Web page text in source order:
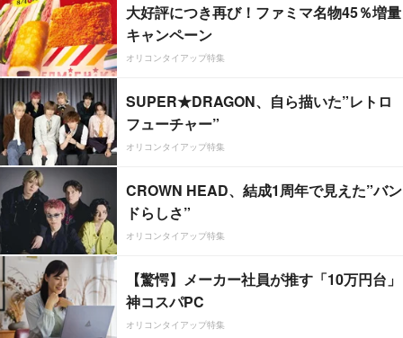
大好評につき再び！ファミマ名物45％増量
キャンペーン
オリコンタイアップ特集
SUPER★DRAGON、自ら描いた”レトロ
フューチャー”
オリコンタイアップ特集
CROWN HEAD、結成1周年で見えた”バン
ドらしさ”
オリコンタイアップ特集
【驚愕】メーカー社員が推す「10万円台」
神コスパPC
オリコンタイアップ特集